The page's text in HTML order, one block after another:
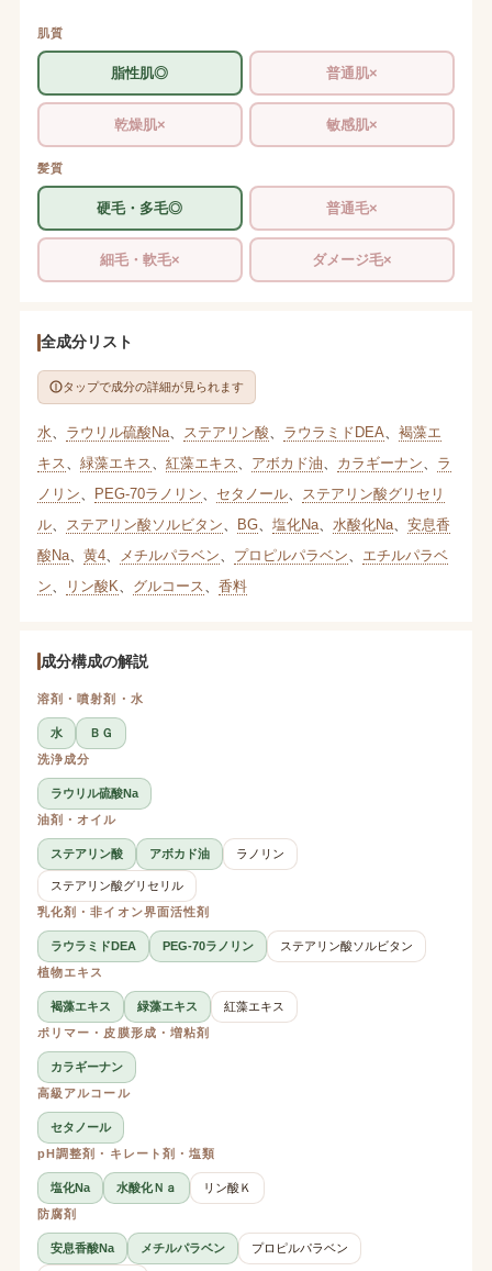
肌質
脂性肌◎ 普通肌×
乾燥肌× 敏感肌×
髪質
硬毛・多毛◎ 普通毛×
細毛・軟毛× ダメージ毛×
全成分リスト
タップで成分の詳細が見られます
水 ラウリル硫酸Na、 ステアリン酸 ラウラミドDEA
褐藻エ
キス
緑藻エキス 紅藻エキス アボカド油 カラギーナン
ラ
ノリン
PEG-70ラノリン セタノール、
ステアリン酸グリセリ
ル、 ステアリン酸ソルビタン BG、 塩化Na、 水酸化Na、 安息香
酸Na、 黄4、 メチルパラベン プロピルパラベン
エチルパラベ
ン
リン酸K グルコース 香料
成分構成の解説
溶剤・噴射剤・水
水
ＢＧ
洗浄成分
ラウリル硫酸Na
油剤・オイル
ステアリン酸 アボカド油 ラノリン
ステアリン酸グリセリル
乳化剤・非イオン界面活性剤
ラウラミドDEA PEG-70ラノリン
ステアリン酸ソルビタン
植物エキス
褐藻エキス 緑藻エキス
紅藻エキス
ポリマー・皮膜形成・増粘剤
カラギーナン
高級アルコール
セタノール
pH調整剤・キレート剤・塩類
塩化Na 水酸化Ｎａ
リン酸Ｋ
防腐剤
安息香酸Na メチルパラベン プロピルパラベン